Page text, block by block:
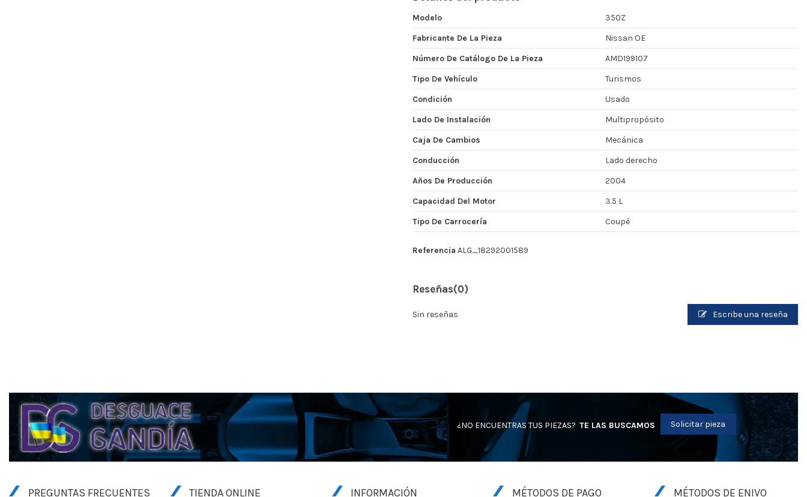
Modelo
350Z
Fabricante De La Pieza
Nissan OE
Número De Catálogo De La Pieza
AMD199107
Tipo De Vehículo
Turismos
Condición
Usado
Lado De Instalación
Multipropósito
Caja De Cambios
Mecánica
Conducción
Lado derecho
Años De Producción
2004
Capacidad Del Motor
3.5 L
Tipo De Carrocería
Coupé
Referencia ALG_18292001589
Reseñas(0)
Sin reseñas Escribe una reseña
¿NO ENCUENTRAS TUS PIEZAS? TE LAS BUSCAMOS Solicitar pieza
PREGUNTAS FRECUENTES TIENDA ONLINE INFORMACIÓN MÉTODOS DE PAGO MÉTODOS DE ENIVO